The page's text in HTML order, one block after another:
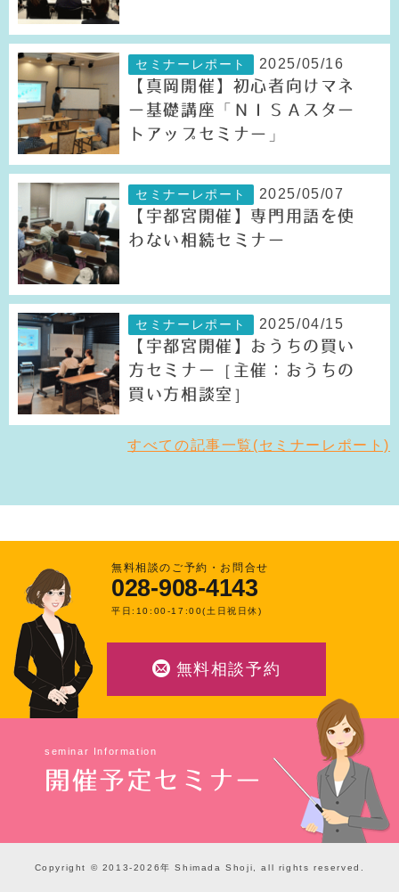
セミナーレポート 2025/05/16
【真岡開催】初心者向けマネ
ー基礎講座「ＮＩＳＡスター
トアップセミナー」
セミナーレポート 2025/05/07
【宇都宮開催】専門用語を使
わない相続セミナー
セミナーレポート 2025/04/15
【宇都宮開催】おうちの買い
方セミナー［主催：おうちの
買い方相談室］
すべての記事一覧(セミナーレポート)
無料相談のご予約・お問合せ
028-908-4143
平日:10:00-17:00(土日祝日休)
無料相談予約
seminar Information
開催予定セミナー
Copyright © 2013-2026年 Shimada Shoji, all rights reserved.